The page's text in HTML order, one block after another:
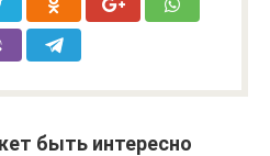
быть интересно